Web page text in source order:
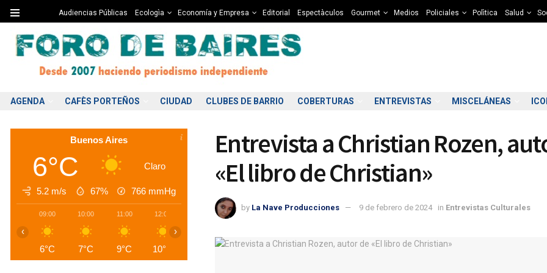
Audiencias Públicas Ecologìa Economía y Empresa Editorial Espectàculos Gourmet Medios Policiales Polìtica Salud
AGENDA CAFÈS PORTEÑOS CIUDAD CLUBES DE BARRIO COBERTURAS ENTREVISTAS MISCELÁNEAS
Entrevista a Christian Rozen,
«El libro de Christian»
by La Nave Producciones 9 de febrero de 2024 in Entrevistas Culturales
Buenos Aires
6°C Claro
5.2 m/s 67% 766 mmHg
09:00
6°C
10:00
7°C
11:00
9°C
12:00
10°C
14:00
13°C 13°C 13°C 12°C 12°C 10°C
‹ ›